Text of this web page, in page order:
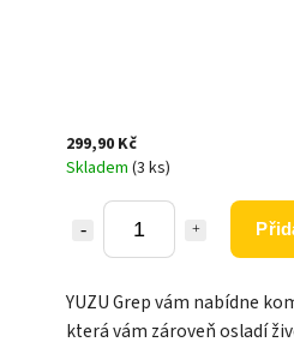
299,90 Kč
Skladem (3 ks)
YUZU Grep vám nabídne
která vám zároveň osladí